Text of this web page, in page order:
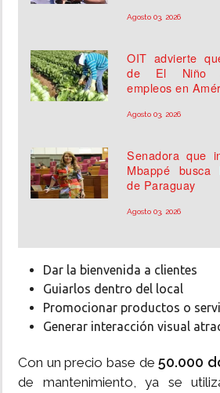
Agosto 03, 2026
OIT advierte
de El Niño
empleos en
Agosto 03, 2026
Senadora que
Mbappé busca
de Paraguay
Agosto 03, 2026
Dar la bienvenida a clientes
Guiarlos dentro del local
Promocionar productos o
Generar interacción visual
Con un precio base de50.000
de mantenimiento, ya se